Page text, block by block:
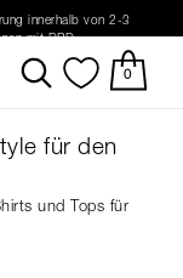
innerhalb von 2-3
mit DPD
0
für den
und Tops für